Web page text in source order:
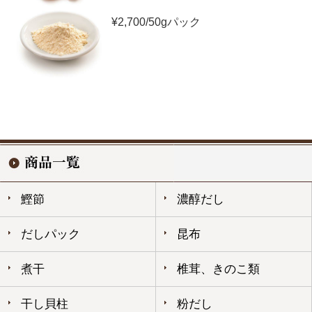
¥2,700/50gパック
鰹節 濃醇だし
だしパック 昆布
煮干 椎茸、きのこ類
干し貝柱 粉だし